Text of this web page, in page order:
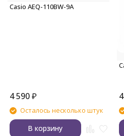
Casio AEQ-110BW-9A
4 590₽
Осталось несколько штук
В корзину